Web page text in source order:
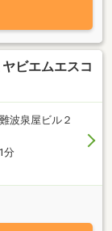
ビエムエスコ
波泉屋ビル２
分